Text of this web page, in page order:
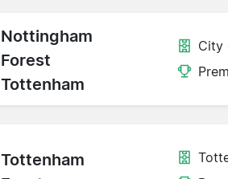
Nottingham
Forest
Tottenham
City
Tottenham